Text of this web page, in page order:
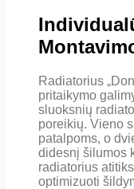
Radiatorius
pritaikymo
sluoksnių
poreikių. Vieno
patalpoms, o
didesnį šilumos
radiatorius
optimizuoti